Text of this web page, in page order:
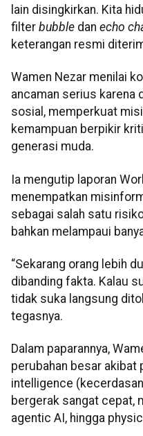
lain disingkirkan. Kita
filter bubble dan echo
keterangan resmi
Wamen Nezar menilai
ancaman serius karena
sosial, memperkuat
kemampuan berpikir
generasi muda.
Ia mengutip laporan
menempatkan
sebagai salah satu
bahkan melampaui
“Sekarang orang lebih
dibanding fakta. Kalau
tidak suka langsung
tegasnya.
Dalam paparannya,
perubahan besar akibat
intelligence
bergerak sangat cepat,
agentic AI, hingga